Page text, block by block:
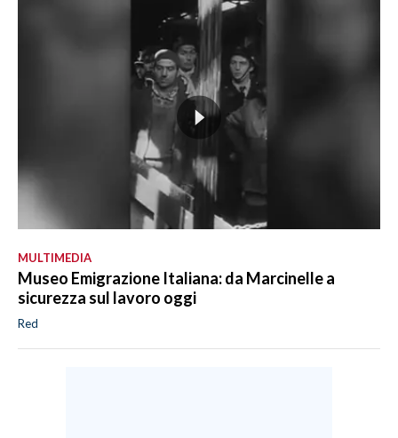
MULTIMEDIA
Museo Emigrazione Italiana: da Marcinelle a
sicurezza sul lavoro oggi
Red